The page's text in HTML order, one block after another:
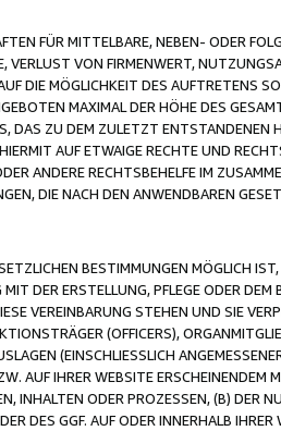
FÜR MITTELBARE, NEBEN- ODER
VON FIRMENWERT,
DIE MÖGLICHKEIT DES AUFTRETENS
MAXIMAL DER HÖHE DES
ZU DEM ZULETZT ENTSTANDENEN
AUF ETWAIGE RECHTE UND
ANDERE RECHTSBEHELFE IM
DIE NACH DEN ANWENDBAREN
BESTIMMUNGEN MÖGLICH
DER ERSTELLUNG, PFLEGE ODER DEM
VEREINBARUNG STEHEN UND SIE
(OFFICERS),
(EINSCHLIESSLICH
AUF IHRER WEBSITE ERSCHEINENDEM
INHALTEN ODER PROZESSEN, (B) DER
DES GGF. AUF ODER INNERHALB